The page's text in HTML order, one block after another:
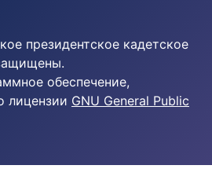
президентское кадетское
обеспечение,
лицензии GNU General Public